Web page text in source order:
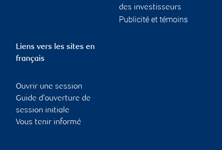
des investisseurs
Publicité et témoins
Liens vers les sites en
français
Ouvrir une session
Guide d’ouverture de
session initiale
Vous tenir informé